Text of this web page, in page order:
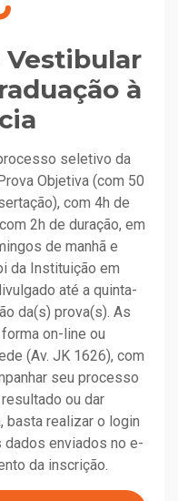
Vestibular
à
seletivo da
Objetiva (com 50
com 4h de
2h de duração, em
de manhã e
da Instituição em
até a quinta-
da(s) prova(s). As
on-line ou
(Av. JK 1626), com
seu processo
ou dar
basta realizar o login
dados enviados no e-
da inscrição.